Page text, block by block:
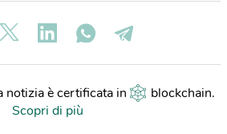
notizia è certificata in blockchain.
Scopri di più